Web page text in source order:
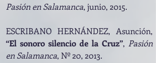
Pasión en Salamanca, junio, 2015.
ESCRIBANO HERNÁNDEZ, Asunción,
“El sonoro silencio de la Cruz”, Pasión
en Salamanca, Nº 20, 2013.